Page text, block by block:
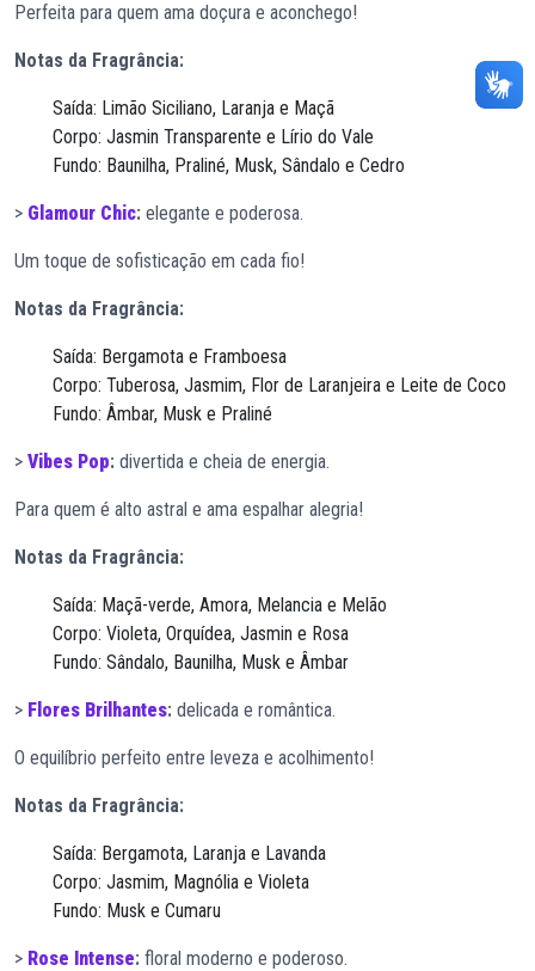
Perfeita para quem ama doçura e aconchego!
Notas da Fragrância:
Saída: Limão Siciliano, Laranja e Maçã
Corpo: Jasmin Transparente e Lírio do Vale
Fundo: Baunilha, Praliné, Musk, Sândalo e Cedro
> Glamour Chic: elegante e poderosa.
Um toque de sofisticação em cada fio!
Notas da Fragrância:
Saída: Bergamota e Framboesa
Corpo: Tuberosa, Jasmim, Flor de Laranjeira e Leite de Coco
Fundo: Âmbar, Musk e Praliné
> Vibes Pop: divertida e cheia de energia.
Para quem é alto astral e ama espalhar alegria!
Notas da Fragrância:
Saída: Maçã-verde, Amora, Melancia e Melão
Corpo: Violeta, Orquídea, Jasmin e Rosa
Fundo: Sândalo, Baunilha, Musk e Âmbar
> Flores Brilhantes: delicada e romântica.
O equilíbrio perfeito entre leveza e acolhimento!
Notas da Fragrância:
Saída: Bergamota, Laranja e Lavanda
Corpo: Jasmim, Magnólia e Violeta
Fundo: Musk e Cumaru
> Rose Intense: floral moderno e poderoso.